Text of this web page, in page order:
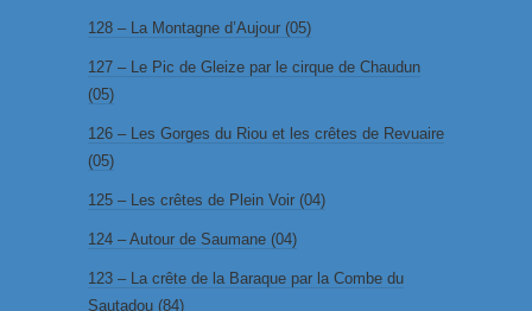
128 – La Montagne d’Aujour (05)
127 – Le Pic de Gleize par le cirque de Chaudun
(05)
126 – Les Gorges du Riou et les crêtes de Revuaire
(05)
125 – Les crêtes de Plein Voir (04)
124 – Autour de Saumane (04)
123 – La crête de la Baraque par la Combe du
Sautadou (84)